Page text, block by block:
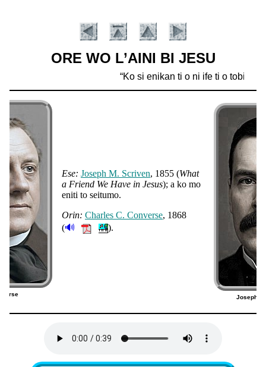
ORE WO L’AINI BI JESU
Ko si enikan ti o ni ife ti o tobi ju
Joseph M. Scriven, 1855 (What
a Friend We Have in Jesus); a ko mo
eniti to seitumo.
Charles C. Converse, 1868
(🔊 ).
Joseph